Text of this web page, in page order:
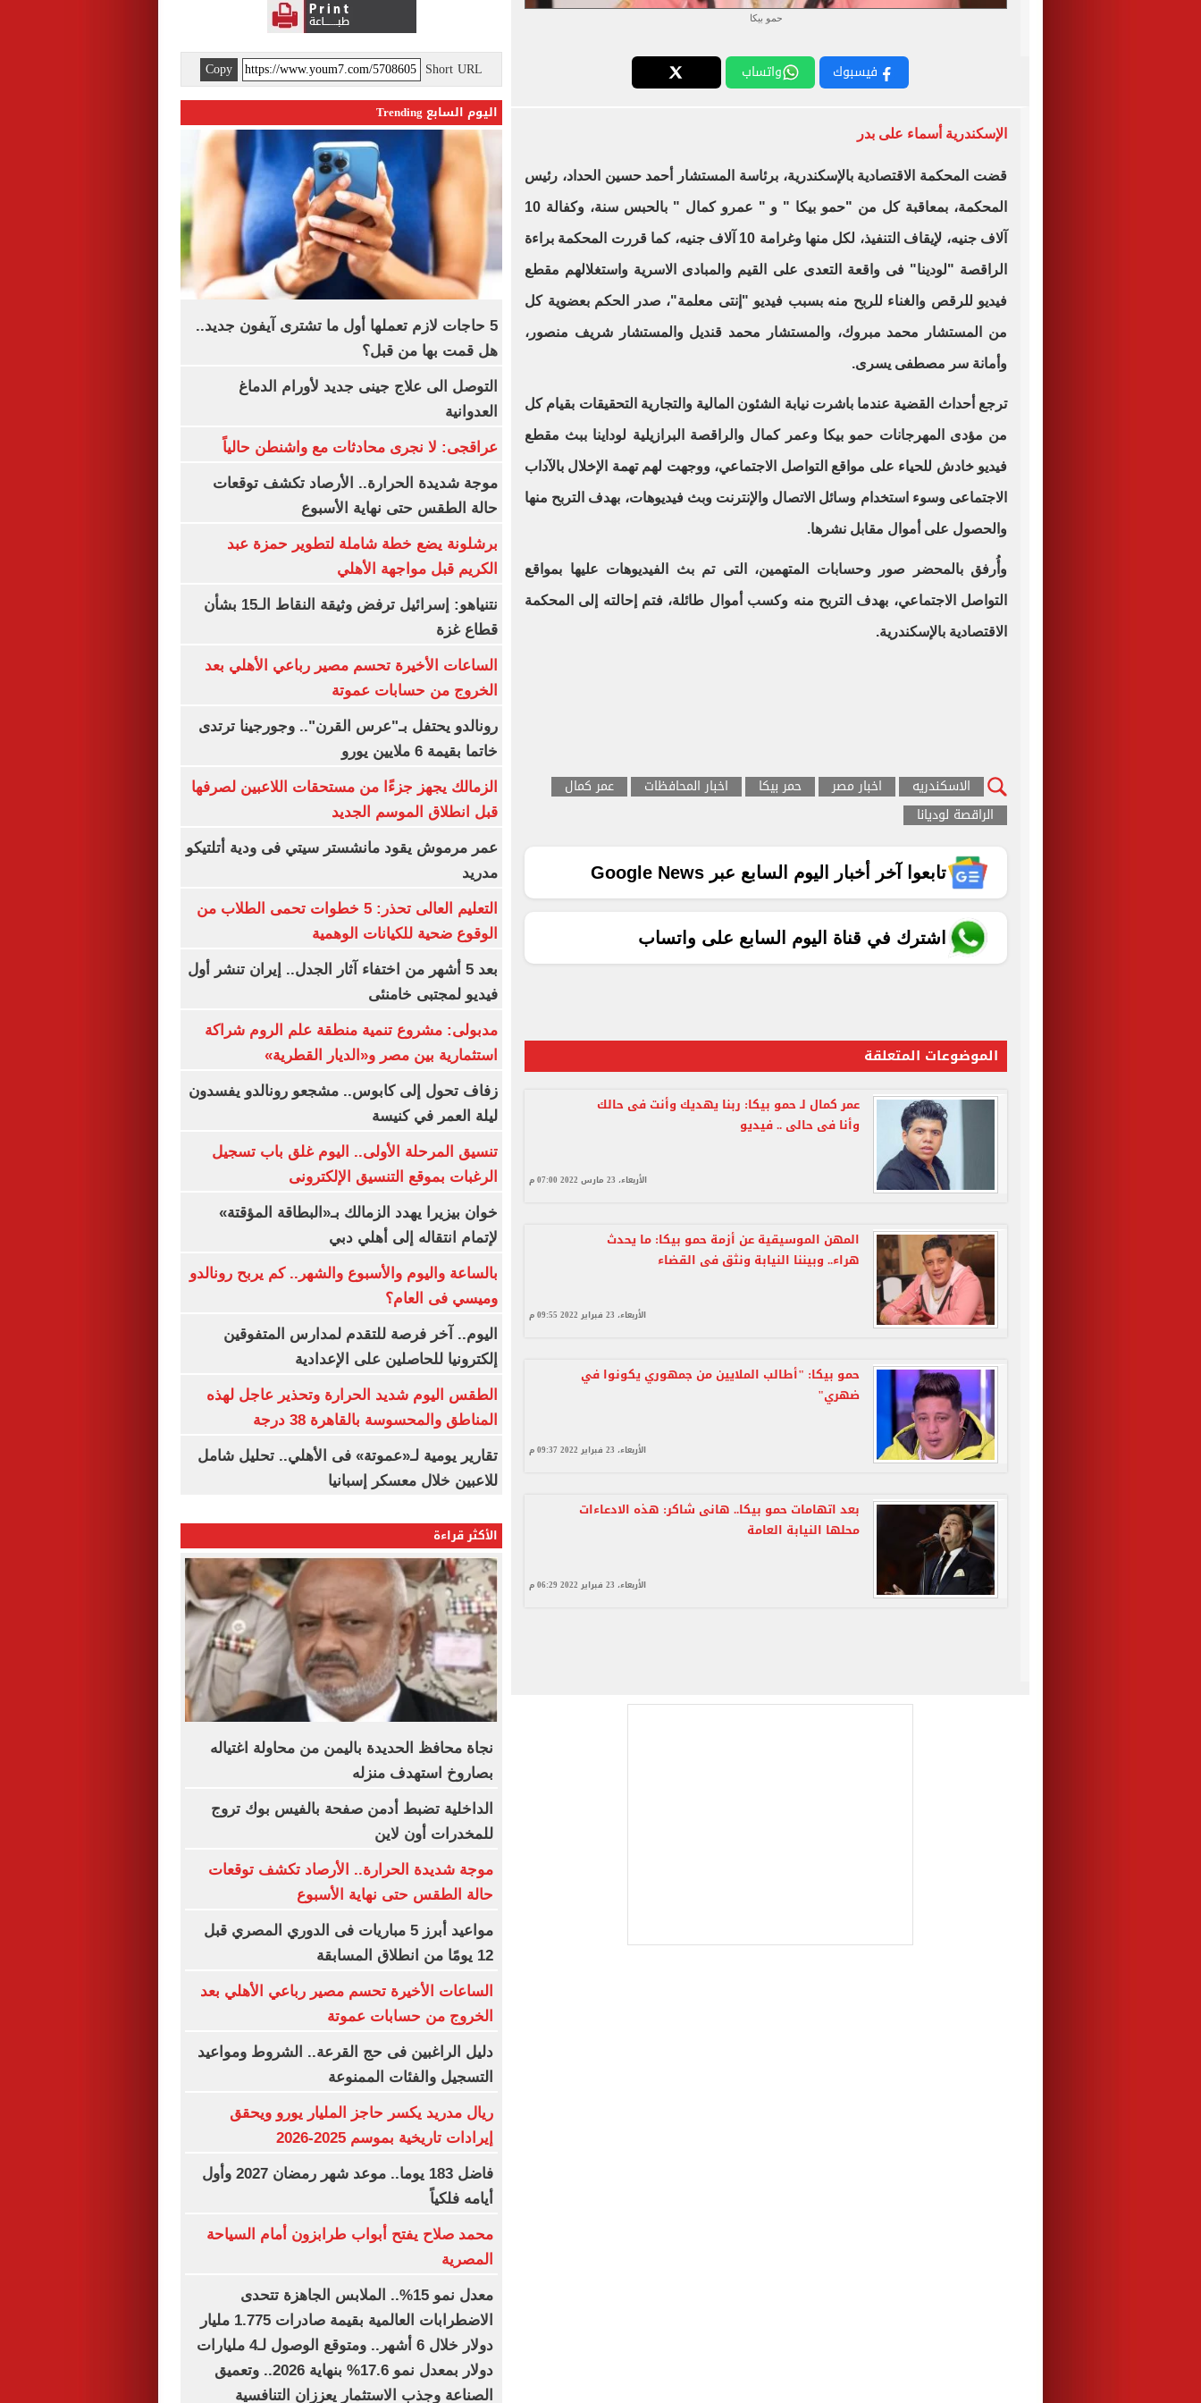
حمو بيكا
فيسبوك واتساب
الإسكندرية أسماء على بدر
قضت المحكمة الاقتصادية بالإسكندرية، برئاسة المستشار أحمد حسين الحداد، رئيس
المحكمة، بمعاقبة كل من "حمو بيكا " و " عمرو كمال " بالحبس سنة، وكفالة 10
آلاف جنيه، لإيقاف التنفيذ، لكل منها وغرامة 10 آلاف جنيه، كما قررت المحكمة براءة
الراقصة "لودينا" فى واقعة التعدى على القيم والمبادى الاسرية واستغلالهم مقطع
فيديو للرقص والغناء للربح منه بسبب فيديو "إنتى معلمة"، صدر الحكم بعضوية كل
من المستشار محمد مبروك، والمستشار محمد قنديل والمستشار شريف منصور،
وأمانة سر مصطفى يسرى.
ترجع أحداث القضية عندما باشرت نيابة الشئون المالية والتجارية التحقيقات بقيام كل
من مؤدى المهرجانات حمو بيكا وعمر كمال والراقصة البرازيلية لوداينا ببث مقطع
فيديو خادش للحياء على مواقع التواصل الاجتماعي، ووجهت لهم تهمة الإخلال بالآداب
الاجتماعى وسوء استخدام وسائل الاتصال والإنترنت وبث فيديوهات، بهدف التربح منها
والحصول على أموال مقابل نشرها.
وأُرفق بالمحضر صور وحسابات المتهمين، التى تم بث الفيديوهات عليها بمواقع
التواصل الاجتماعي، بهدف التربح منه وكسب أموال طائلة، فتم إحالته إلى المحكمة
الاقتصادية بالإسكندرية.
الاسكندريه اخبار مصر حمر بيكا اخبار المحافظات
عمر كمال
الراقصة لوديانا
تابعوا آخر أخبار اليوم السابع عبر Google News
اشترك في قناة اليوم السابع على واتساب
الموضوعات المتعلقة
عمر كمال لـ حمو بيكا: ربنا يهديك وأنت فى حالك
وأنا فى حالى .. فيديو
الأربعاء، 23 مارس 2022 07:00 م
المهن الموسيقية عن أزمة حمو بيكا: ما يحدث
هراء.. وبيننا النيابة ونثق فى القضاء
الأربعاء، 23 فبراير 2022 09:55 م
حمو بيكا: "أطالب الملايين من جمهوري يكونوا في
ضهري"
الأربعاء، 23 فبراير 2022 09:37 م
بعد اتهامات حمو بيكا.. هانى شاكر: هذه الادعاءات
محلها النيابة العامة
الأربعاء، 23 فبراير 2022 06:29 م
Short URL
Copy
اليوم السابع Trending
5 حاجات لازم تعملها أول ما تشترى آيفون جديد..
هل قمت بها من قبل؟
التوصل الى علاج جينى جديد لأورام الدماغ
العدوانية
عراقجى: لا نجرى محادثات مع واشنطن حالياً
موجة شديدة الحرارة.. الأرصاد تكشف توقعات
حالة الطقس حتى نهاية الأسبوع
برشلونة يضع خطة شاملة لتطوير حمزة عبد
الكريم قبل مواجهة الأهلي
نتنياهو: إسرائيل ترفض وثيقة النقاط الـ15 بشأن
قطاع غزة
الساعات الأخيرة تحسم مصير رباعي الأهلي بعد
الخروج من حسابات عموتة
رونالدو يحتفل بـ"عرس القرن".. وجورجينا ترتدى
خاتما بقيمة 6 ملايين يورو
الزمالك يجهز جزءًا من مستحقات اللاعبين لصرفها
قبل انطلاق الموسم الجديد
عمر مرموش يقود مانشستر سيتي فى ودية أتلتيكو
مدريد
التعليم العالى تحذر: 5 خطوات تحمى الطلاب من
الوقوع ضحية للكيانات الوهمية
بعد 5 أشهر من اختفاء آثار الجدل.. إيران تنشر أول
فيديو لمجتبى خامنئى
مدبولى: مشروع تنمية منطقة علم الروم شراكة
استثمارية بين مصر و«الديار القطرية»
زفاف تحول إلى كابوس.. مشجعو رونالدو يفسدون
ليلة العمر في كنيسة
تنسيق المرحلة الأولى.. اليوم غلق باب تسجيل
الرغبات بموقع التنسيق الإلكترونى
خوان بيزيرا يهدد الزمالك بـ«البطاقة المؤقتة»
لإتمام انتقاله إلى أهلي دبي
بالساعة واليوم والأسبوع والشهر.. كم يربح رونالدو
وميسي فى العام؟
اليوم.. آخر فرصة للتقدم لمدارس المتفوقين
إلكترونيا للحاصلين على الإعدادية
الطقس اليوم شديد الحرارة وتحذير عاجل لهذه
المناطق والمحسوسة بالقاهرة 38 درجة
تقارير يومية لـ«عموتة» فى الأهلي.. تحليل شامل
للاعبين خلال معسكر إسبانيا
الأكثر قراءة
نجاة محافظ الحديدة باليمن من محاولة اغتياله
بصاروخ استهدف منزله
الداخلية تضبط أدمن صفحة بالفيس بوك تروج
للمخدرات أون لاين
موجة شديدة الحرارة.. الأرصاد تكشف توقعات
حالة الطقس حتى نهاية الأسبوع
مواعيد أبرز 5 مباريات فى الدوري المصري قبل
12 يومًا من انطلاق المسابقة
الساعات الأخيرة تحسم مصير رباعي الأهلي بعد
الخروج من حسابات عموتة
دليل الراغبين فى حج القرعة.. الشروط ومواعيد
التسجيل والفئات الممنوعة
ريال مدريد يكسر حاجز المليار يورو ويحقق
إيرادات تاريخية بموسم 2025-2026
فاضل 183 يوما.. موعد شهر رمضان 2027 وأول
أيامه فلكياً
محمد صلاح يفتح أبواب طرابزون أمام السياحة
المصرية
معدل نمو 15%.. الملابس الجاهزة تتحدى
الاضطرابات العالمية بقيمة صادرات 1.775 مليار
دولار خلال 6 أشهر.. ومتوقع الوصول لـ4 مليارات
دولار بمعدل نمو 17.6% بنهاية 2026.. وتعميق
الصناعة وجذب الاستثمار يعززان التنافسية